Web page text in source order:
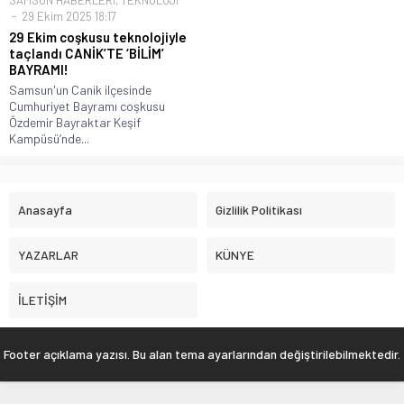
29 Ekim 2025 18:17
29 Ekim coşkusu teknolojiyle
taçlandı CANİK’TE ‘BİLİM’
BAYRAMI!
Samsun'un Canik ilçesinde
Cumhuriyet Bayramı coşkusu
Özdemir Bayraktar Keşif
Kampüsü’nde...
Anasayfa Gizlilik Politikası
YAZARLAR KÜNYE
İLETİŞİM
Footer açıklama yazısı. Bu alan tema ayarlarından değiştirilebilmektedir.